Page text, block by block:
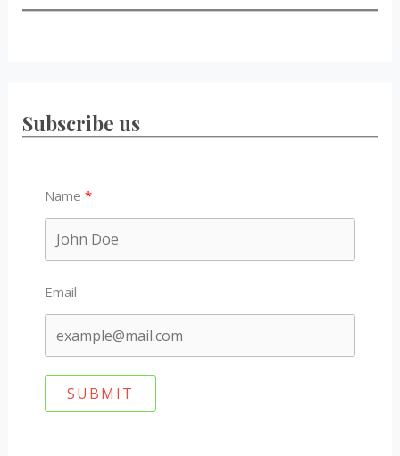
Subscribe us
Name
Email
SUBMIT